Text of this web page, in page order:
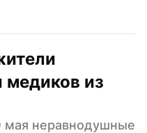
медиков из
мая неравнодушные